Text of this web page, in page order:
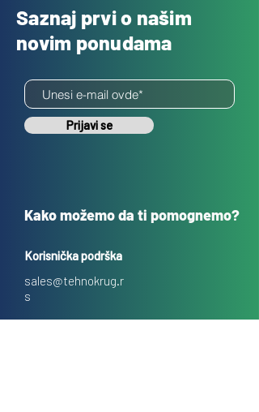
Saznaj prvi o našim
novim ponudama
Prijavi se
Kako možemo da ti pomognemo?
Korisnička podrška
sales@tehnokrug.r
s